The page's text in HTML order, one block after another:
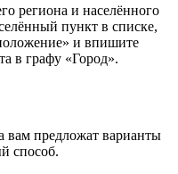
региона и населённого
пункт в списке,
и впишите
в графу «Город».
вам предложат варианты
способ.